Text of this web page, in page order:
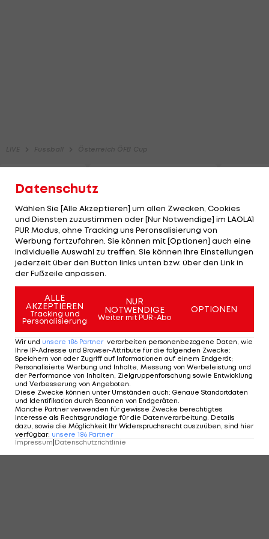
Datenschutz
Wählen Sie [Alle Akzeptieren] um allen Zwecken, Cookies
und Diensten zuzustimmen oder [Nur Notwendige] im LAOLA1
PUR Modus, ohne Tracking uns Peronsalisierung von
Werbung fortzufahren. Sie können mit [Optionen] auch eine
individuelle Auswahl zu treffen. Sie können Ihre Einstellungen
jederzeit über den Button links unten bzw. über den Link in
der Fußzeile anpassen.
ALLE
AKZEPTIEREN
Tracking und
Personalisierung
NUR
NOTWENDIGE
Weiter mit PUR-Abo
OPTIONEN
Wir und unsere 186 Partner verarbeiten personenbezogene Daten, wie
Ihre IP-Adresse und Browser-Attribute für die folgenden Zwecke:
Speichern von oder Zugriff auf Informationen auf einem Endgerät;
Personalisierte Werbung und Inhalte, Messung von Werbeleistung und
der Performance von Inhalten, Zielgruppenforschung sowie Entwicklung
und Verbesserung von Angeboten.
Diese Zwecke können unter Umständen auch: Genaue Standortdaten
und Identifikation durch Scannen von Endgeräten.
Manche Partner verwenden für gewisse Zwecke berechtigtes
Interesse als Rechtsgrundlage für die Datenverarbeitung. Details
dazu, sowie die Möglichkeit Ihr Widerspruchsrecht auszuüben, sind hier
verfügbar: unsere 186 Partner
Impressum Datenschutzrichtlinie